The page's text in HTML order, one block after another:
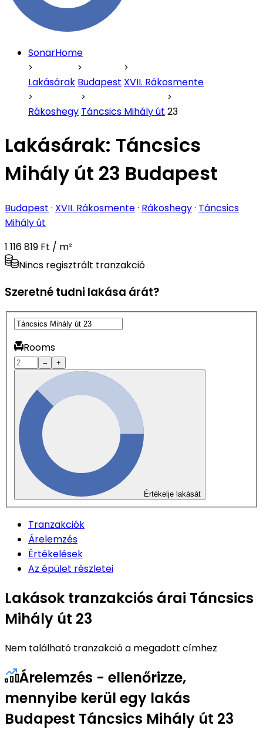
SonarHome
Lakásárak Budapest XVII. Rákosmente
Rákoshegy Táncsics Mihály út 23
Lakásárak: Táncsics
Mihály út 23 Budapest
Budapest · XVII. Rákosmente· Rákoshegy· Táncsics
Mihály út
1 116 819 Ft / m²
Nincs regisztrált tranzakció
Szeretné tudni lakása árát?
Rooms
– +
Értékelje lakását
Tranzakciók
Árelemzés
Értékelések
Az épület részletei
Lakások tranzakciós árai Táncsics
Mihály út 23
Nem található tranzakció a megadott címhez
Árelemzés - ellenőrizze,
mennyibe kerül egy lakás
Budapest Táncsics Mihály út 23